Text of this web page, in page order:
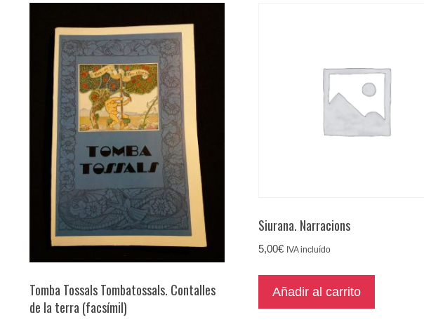
Tomba Tossals Tombatossals. Contalles
de la terra (facsímil)
Siurana. Narracions
5,00€ IVA incluído
Añadir al carrito